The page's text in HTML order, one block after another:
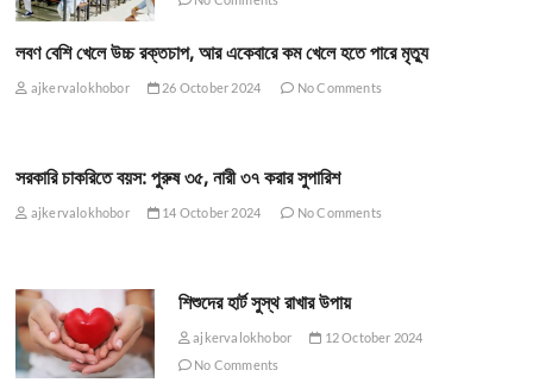
লবণ বেশি খেলে উচ্চ রক্তচাপ, আর একেবারে কম খেলে হতে পারে মৃত্যু
ajkervalokhobor 26 October 2024 No Comments
সরকারি চাকরিতে বয়স: পুরুষ ৩৫, নারী ৩৭ করার সুপারিশ
ajkervalokhobor 14 October 2024 No Comments
শিশুদের হার্ট সুস্থ রাখার উপায়
ajkervalokhobor
12 October 2024
No Comments